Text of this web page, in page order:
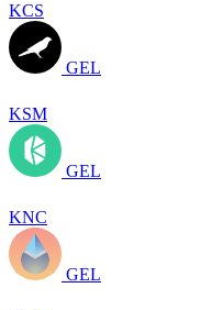
KCS
GEL
KSM
GEL
KNC
GEL